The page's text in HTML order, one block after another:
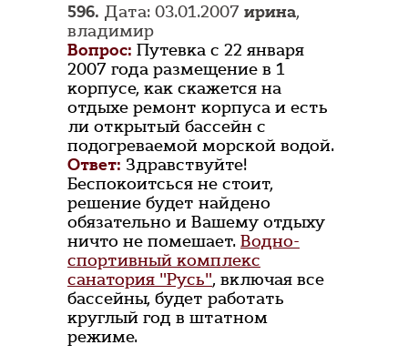
596. Дата: 03.01.2007 ирина,
владимир
Вопрос: Путевка с 22 января
2007 года размещение в 1
корпусе, как скажется на
отдыхе ремонт корпуса и есть
ли открытый бассейн с
подогреваемой морской водой.
Ответ: Здравствуйте!
Беспокоитсься не стоит,
решение будет найдено
обязательно и Вашему отдыху
ничто не помешает. Водно-
спортивный комплекс
санатория "Русь", включая все
бассейны, будет работать
круглый год в штатном
режиме.